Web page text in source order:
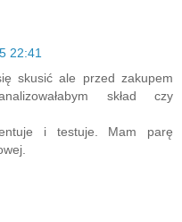
22:41
skusić ale przed zakupem
skład czy
i testuje. Mam parę